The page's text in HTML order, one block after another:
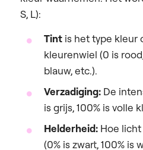
S, L):
Tint is het type kleur
kleurenwiel (0 is
blauw, etc.).
Verzadiging: De
is grijs, 100% is volle
Helderheid: Hoe
(0% is zwart, 100% is